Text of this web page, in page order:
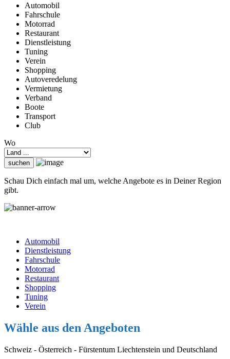
Automobil
Fahrschule
Motorrad
Restaurant
Dienstleistung
Tuning
Verein
Shopping
Autoveredelung
Vermietung
Verband
Boote
Transport
Club
Wo
Schau Dich einfach mal um, welche Angebote es in Deiner Region
gibt.
Automobil
Dienstleistung
Fahrschule
Motorrad
Restaurant
Shopping
Tuning
Verein
Wähle aus den Angeboten
Schweiz - Österreich - Fürstentum Liechtenstein und Deutschland